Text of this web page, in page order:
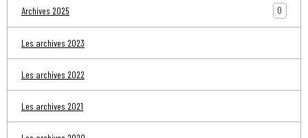
Archives 2025 0
Les archives 2023
Les archives 2022
Les archives 2021